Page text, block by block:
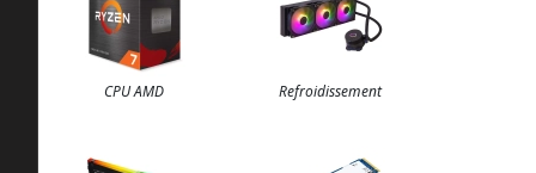
CPU AMD Refroidissement